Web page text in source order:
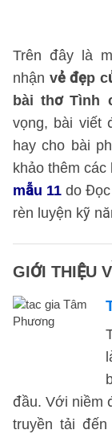
Trên đây là
nhận vẻ đẹp
bài thơ Tình
vọng, bài viết
hay cho bài
khảo thêm
mẫu 11 do
rèn luyện kỹ
GIỚI THIỆU
đầu. Với niềm
truyền tải